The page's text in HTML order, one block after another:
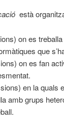
està
on es
que
on es fan
en la quals
amb grups